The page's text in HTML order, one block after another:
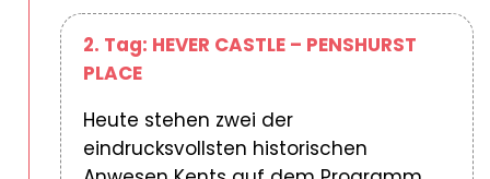
2. Tag: HEVER CASTLE – PENSHURST
PLACE
Heute stehen zwei der
eindrucksvollsten historischen